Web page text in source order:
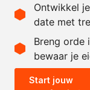
Recept
-
Ontwikkel
date met
Breng orde
bewaar je
Start jouw